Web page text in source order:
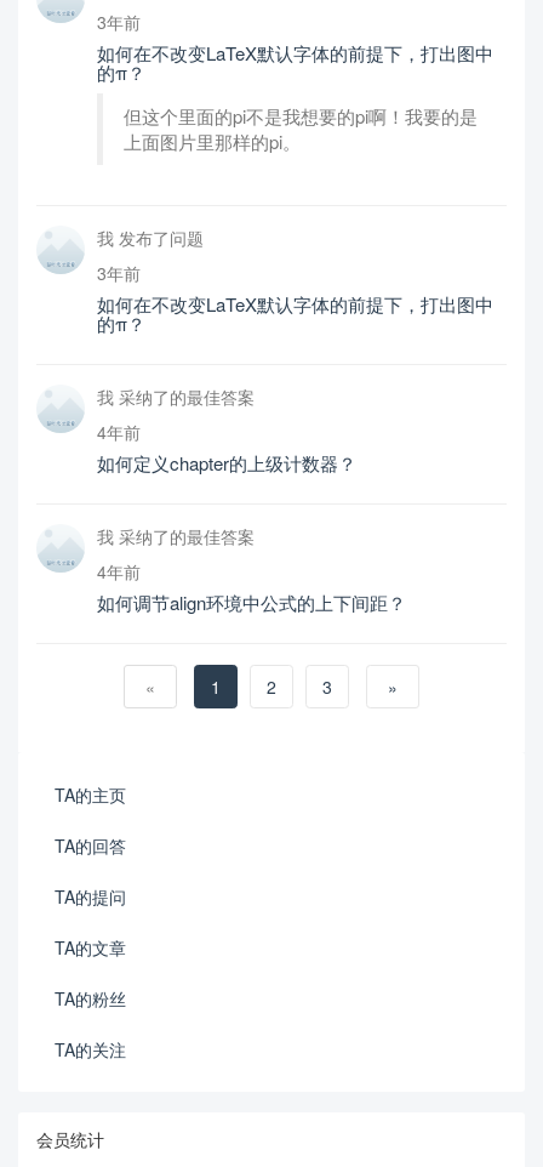
3年前
如何在不改变LaTeX默认字体的前提下，打出图中
的π？
但这个里面的pi不是我想要的pi啊！我要的是
上面图片里那样的pi。
我 发布了问题
3年前
如何在不改变LaTeX默认字体的前提下，打出图中
的π？
我 采纳了的最佳答案
4年前
如何定义chapter的上级计数器？
我 采纳了的最佳答案
4年前
如何调节align环境中公式的上下间距？
« 1 2 3 »
TA的主页
TA的回答
TA的提问
TA的文章
TA的粉丝
TA的关注
会员统计